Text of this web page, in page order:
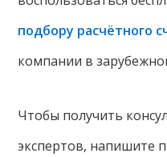
подбору расчётного
компании в
Чтобы получить
экспертов, напишите